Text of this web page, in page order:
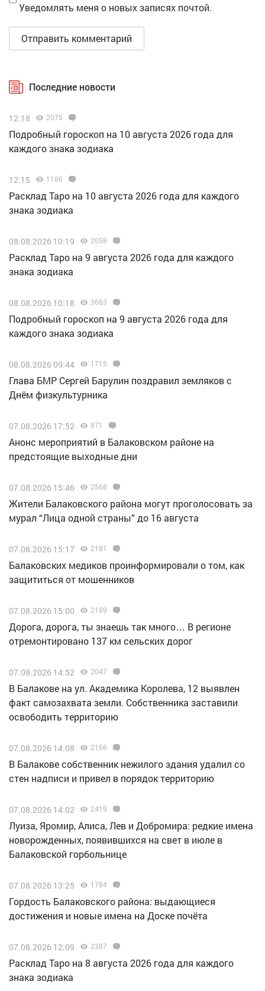
Уведомлять меня о новых записях почтой.
Последние новости
12:18 2075
Подробный гороскоп на 10 августа 2026 года для
каждого знака зодиака
12:15 1186
Расклад Таро на 10 августа 2026 года для каждого
знака зодиака
08.08.2026 10:19 2058
Расклад Таро на 9 августа 2026 года для каждого
знака зодиака
08.08.2026 10:18 3663
Подробный гороскоп на 9 августа 2026 года для
каждого знака зодиака
08.08.2026 09:44 1715
Глава БМР Сергей Барулин поздравил земляков с
Днём физкультурника
07.08.2026 17:52 871
Анонс мероприятий в Балаковском районе на
предстоящие выходные дни
07.08.2026 15:46 2568
Жители Балаковского района могут проголосовать за
мурал “Лица одной страны” до 16 августа
07.08.2026 15:17 2181
Балаковских медиков проинформировали о том, как
защититься от мошенников
07.08.2026 15:00 2189
Дорога, дорога, ты знаешь так много… В регионе
отремонтировано 137 км сельских дорог
07.08.2026 14:52 2047
В Балакове на ул. Академика Королева, 12 выявлен
факт самозахвата земли. Собственника заставили
освободить территорию
07.08.2026 14:08 2166
В Балакове собственник нежилого здания удалил со
стен надписи и привел в порядок территорию
07.08.2026 14:02 2419
Луиза, Яромир, Алиса, Лев и Добромира: редкие имена
новорожденных, появившихся на свет в июле в
Балаковской горбольнице
07.08.2026 13:25 1784
Гордость Балаковского района: выдающиеся
достижения и новые имена на Доске почёта
07.08.2026 12:09 2387
Расклад Таро на 8 августа 2026 года для каждого
знака зодиака